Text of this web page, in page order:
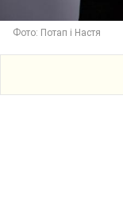
Фото: Потап і Настя